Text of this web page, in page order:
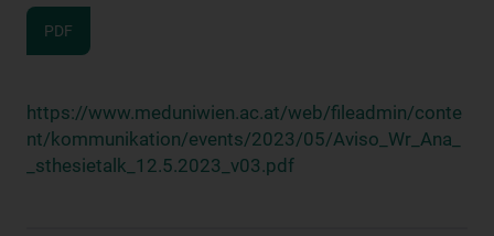
PDF
https://www.meduniwien.ac.at/web/fileadmin/conte
nt/kommunikation/events/2023/05/Aviso_Wr_Ana_
_sthesietalk_12.5.2023_v03.pdf